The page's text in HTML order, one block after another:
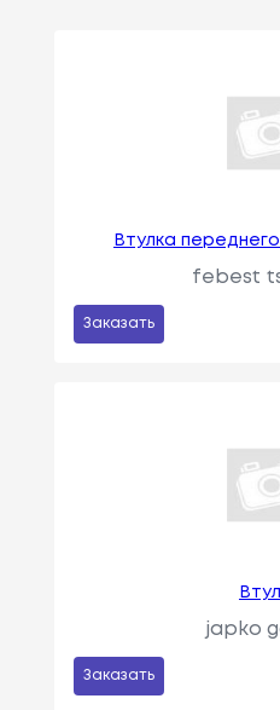
Втулка
febest
Заказать
japko
Заказать